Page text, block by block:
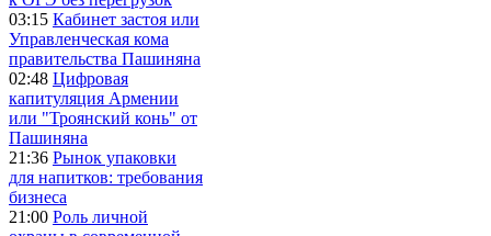
03:15 Кабинет застоя или
Управленческая кома
правительства Пашиняна
02:48 Цифровая
капитуляция Армении
или "Троянский конь" от
Пашиняна
21:36 Рынок упаковки
для напитков: требования
бизнеса
21:00 Роль личной